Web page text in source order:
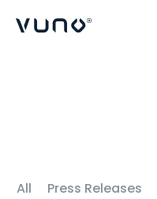
All Press Releases